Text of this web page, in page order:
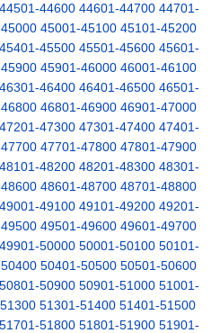
44501-44600 44601-44700 44701-
45001-45100 45101-45200
45401-45500 45501-45600 45601-
45901-46000 46001-46100
46301-46400 46401-46500 46501-
46801-46900 46901-47000
47201-47300 47301-47400 47401-
47701-47800 47801-47900
48101-48200 48201-48300 48301-
48601-48700 48701-48800
49001-49100 49101-49200 49201-
49501-49600 49601-49700
49901-50000 50001-50100 50101-
50401-50500 50501-50600
50801-50900 50901-51000 51001-
51301-51400 51401-51500
51701-51800 51801-51900 51901-